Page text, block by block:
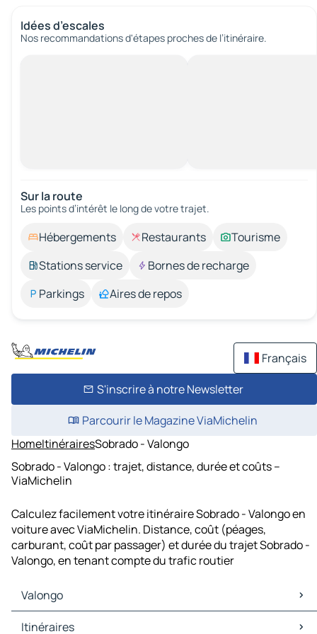
Idées d’escales
Nos recommandations d'étapes proches de l’itinéraire.
Sur la route
Les points d’intérêt le long de votre trajet.
Hébergements Restaurants
Tourisme
Stations service
Bornes de recharge
Parkings
Aires de repos
Français
S'inscrire à notre Newsletter
Parcourir le Magazine ViaMichelin
HomeItinérairesSobrado - Valongo
Sobrado - Valongo : trajet, distance, durée et coûts –
ViaMichelin
Calculez facilement votre itinéraire Sobrado - Valongo en
voiture avec ViaMichelin. Distance, coût (péages,
carburant, coût par passager) et durée du trajet Sobrado -
Valongo, en tenant compte du trafic routier
Valongo
Valongo Cartes et plans
Itinéraires